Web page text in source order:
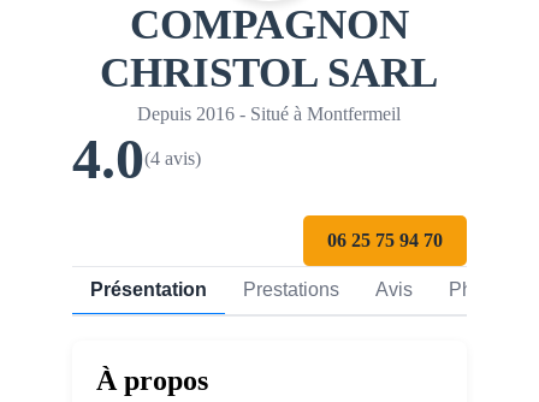
COMPAGNON
CHRISTOL SARL
Depuis 2016 - Situé à Montfermeil
4.0(4 avis)
06 25 75 94 70
Présentation Prestations Avis Photos
À propos